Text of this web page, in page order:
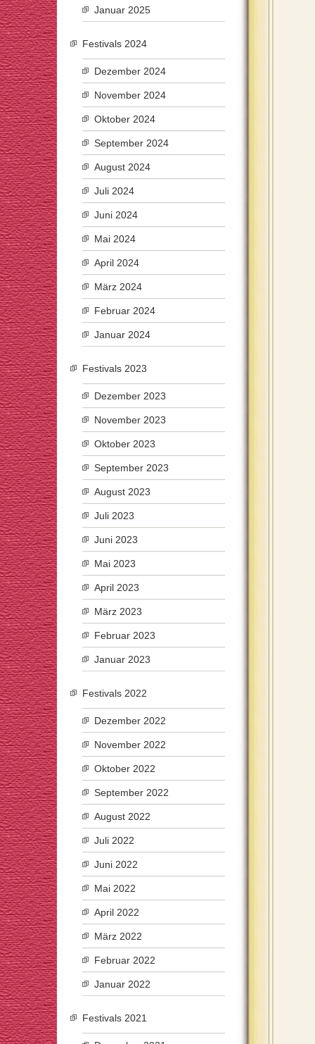
Januar 2025
Festivals 2024
Dezember 2024
November 2024
Oktober 2024
September 2024
August 2024
Juli 2024
Juni 2024
Mai 2024
April 2024
März 2024
Februar 2024
Januar 2024
Festivals 2023
Dezember 2023
November 2023
Oktober 2023
September 2023
August 2023
Juli 2023
Juni 2023
Mai 2023
April 2023
März 2023
Februar 2023
Januar 2023
Festivals 2022
Dezember 2022
November 2022
Oktober 2022
September 2022
August 2022
Juli 2022
Juni 2022
Mai 2022
April 2022
März 2022
Februar 2022
Januar 2022
Festivals 2021